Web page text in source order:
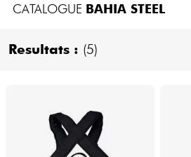
Eclairage
CATALOGUE BAHIA STEEL
Resultats : (5)